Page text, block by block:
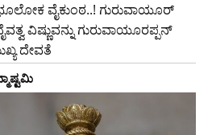
ಭೂಲೋಕ ವೈಕುಂಠ..! ಗುರುವಾಯೂರ್
ವಿಷ್ಣುವನ್ನು ಗುರುವಾಯೂರಪ್ಪನ್
ದೇವತೆ